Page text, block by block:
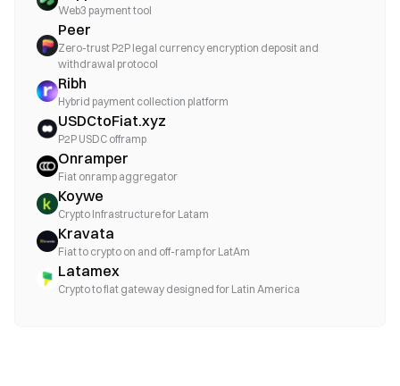
Web3 payment tool
Peer
Zero-trust P2P legal currency encryption deposit and
withdrawal protocol
Ribh
Hybrid payment collection platform
USDCtoFiat.xyz
P2P USDC offramp
Onramper
Fiat onramp aggregator
Koywe
Crypto Infrastructure for Latam
Kravata
Fiat to crypto on and off-ramp for LatAm
Latamex
Crypto to fiat gateway designed for Latin America